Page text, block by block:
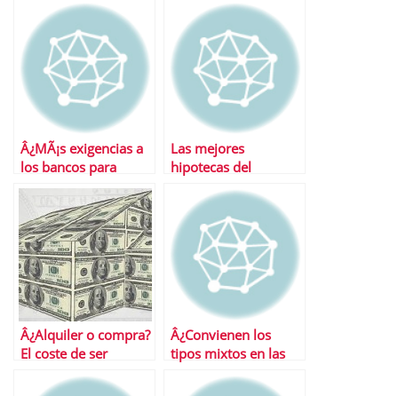
Â¿MÃ¡s exigencias a
los bancos para
firmar hipotecas?
Las mejores
hipotecas del
Â¿Alquiler o compra?
El coste de ser
Â¿Convienen los
tipos mixtos en las